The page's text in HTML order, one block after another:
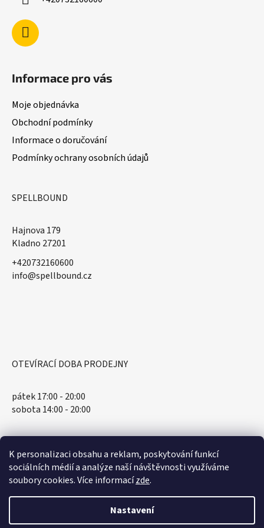
K personalizaci obsahu a reklam, poskytování funkcí
sociálních médií a analýze naší návštěvnosti využíváme
soubory cookies. Více informacízde.
Nastavení
Informace pro vás
Moje objednávka
Obchodní podmínky
Informace o doručování
Podmínky ochrany osobních údajů
SPELLBOUND
Hajnova 179
Kladno 27201
+420732160600
​info@spellbound.cz
OTEVÍRACÍ DOBA PRODEJNY
pátek 17:00 - 20:00
sobota 14:00 - 20:00